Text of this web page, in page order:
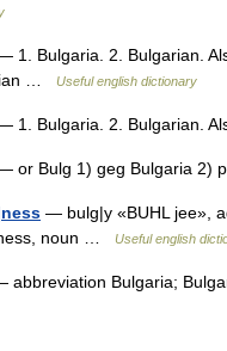
1. Bulgaria. 2. Bulgarian.
…
Useful english dictionary
1. Bulgaria. 2. Bulgarian.
or Bulg 1) geg Bulgaria 2)
— bulg|y «BUHL jee»,
noun …
Useful english
abbreviation Bulgaria;